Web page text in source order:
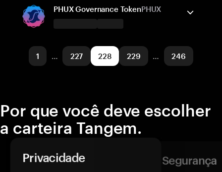
Solana
Enviar/Receber Comprar Trocar
Solana
PHUX Governance TokenPHUX
Enviar/Receber Comprar
1 … 227 228 229 … 246
Por que você deve escolher
a carteira Tangem.
Privacidade Segurança